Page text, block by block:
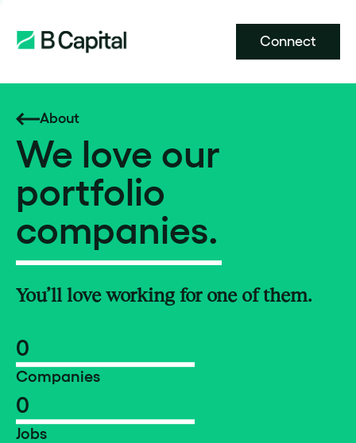
Connect
About
We love our
portfolio
companies.
You’ll love working for one of them.
0
Companies
0
Jobs